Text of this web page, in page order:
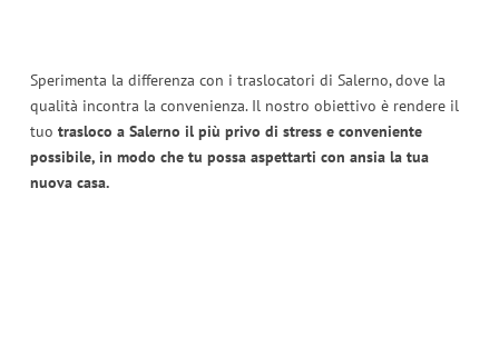
Sperimenta la differenza con i traslocatori di Salerno, dove la
qualità incontra la convenienza. Il nostro obiettivo è rendere il
tuo trasloco a Salerno il più privo di stress e conveniente
possibile, in modo che tu possa aspettarti con ansia la tua
nuova casa.